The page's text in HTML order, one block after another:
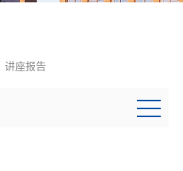
讲座报告